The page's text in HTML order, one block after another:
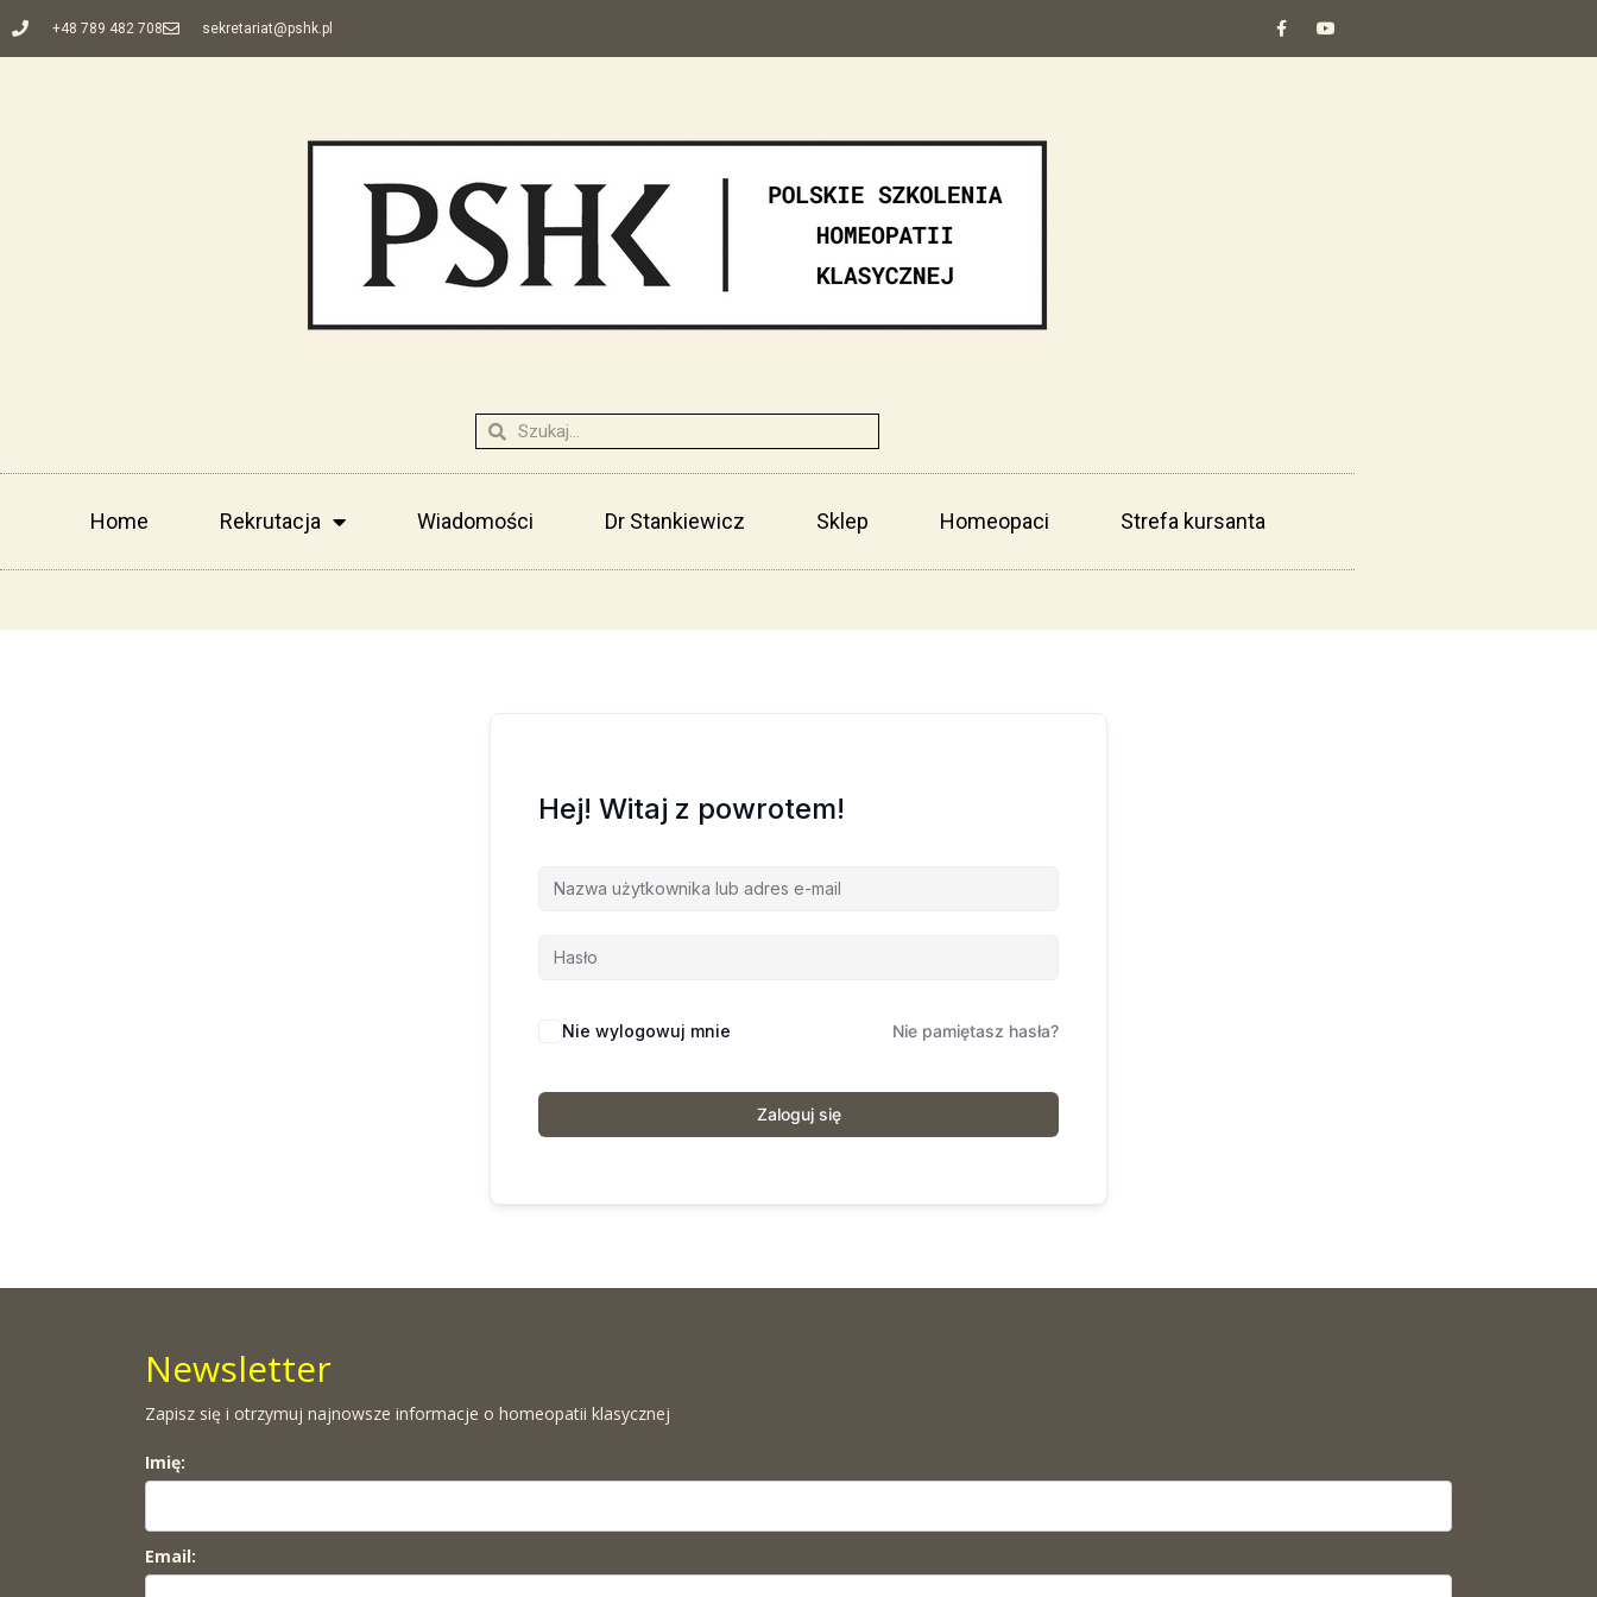
+48 789 482 708 sekretariat@pshk.pl
Home Rekrutacja Wiadomości Dr Stankiewicz Sklep Homeopaci Strefa kursanta
Hej! Witaj z powrotem!
Nie wylogowuj mnie Nie pamiętasz hasła?
Zaloguj się
Newsletter
Zapisz się i otrzymuj najnowsze informacje o homeopatii klasycznej
Imię:
Email: